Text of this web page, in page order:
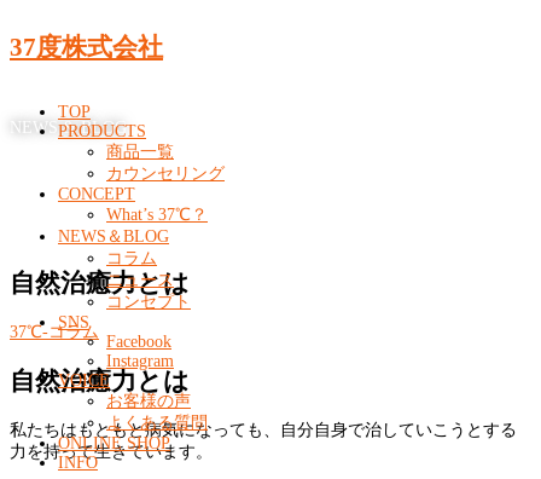
37度株式会社
TOP
PRODUCTS
商品一覧
カウンセリング
CONCEPT
What’s 37℃？
NEWS＆BLOG
コラム
ニュース
コンセプト
SNS
Facebook
Instagram
VOICE
お客様の声
よくある質問
ONLINE SHOP
INFO
NEWS & BLOG
自然治癒力とは
37℃-コラム
自然治癒力とは
私たちはもともと病気になっても、自分自身で治していこうとする
力を持って生きています。